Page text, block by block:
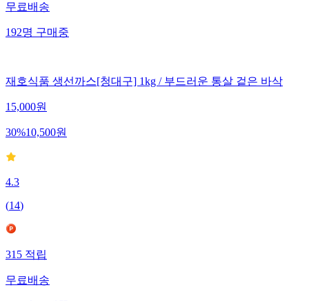
무료배송
192명 구매중
재호식품 생선까스[청대구] 1kg / 부드러운 통살 겉은 바삭
15,000원
30%10,500원
4.3
(14)
315적립
무료배송